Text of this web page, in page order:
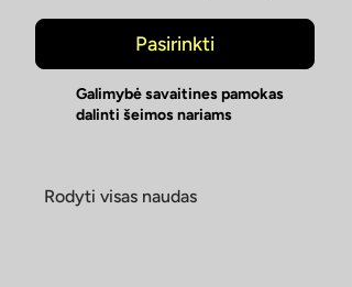
Pasirinkti
Galimybė savaitines pamokas
dalinti šeimos nariams
Rodyti visas naudas